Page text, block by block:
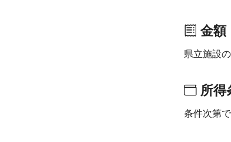
金額
県立施設
所得
条件次第